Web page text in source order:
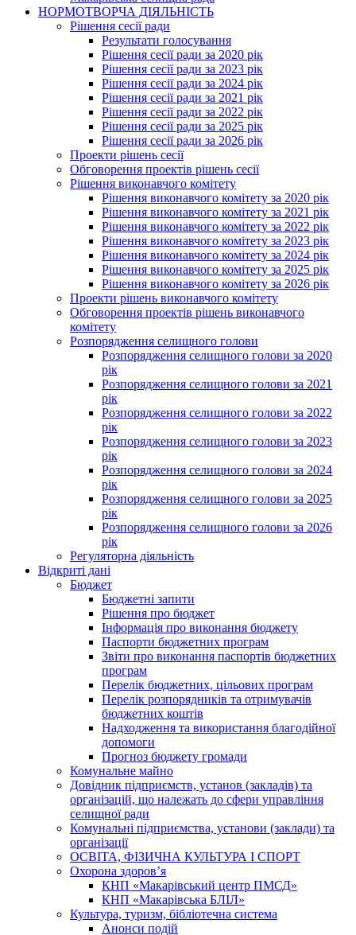
НОРМОТВОРЧА ДІЯЛЬНІСТЬ
Рішення сесії ради
Результати голосування
Рішення сесії ради за 2020 рік
Рішення сесії ради за 2023 рік
Рішення сесії ради за 2024 рік
Рішення сесії ради за 2021 рік
Рішення сесії ради за 2022 рік
Рішення сесії ради за 2025 рік
Рішення сесії ради за 2026 рік
Проекти рішень сесії
Обговорення проектів рішень сесії
Рішення виконавчого комітету
Рішення виконавчого комітету за 2020 рік
Рішення виконавчого комітету за 2021 рік
Рішення виконавчого комітету за 2022 рік
Рішення виконавчого комітету за 2023 рік
Рішення виконавчого комітету за 2024 рік
Рішення виконавчого комітету за 2025 рік
Рішення виконавчого комітету за 2026 рік
Проекти рішень виконавчого комітету
Обговорення проектів рішень виконавчого
комітету
Розпорядження селищного голови
Розпорядження селищного голови за 2020
рік
Розпорядження селищного голови за 2021
рік
Розпорядження селищного голови за 2022
рік
Розпорядження селищного голови за 2023
рік
Розпорядження селищного голови за 2024
рік
Розпорядження селищного голови за 2025
рік
Розпорядження селищного голови за 2026
рік
Регуляторна діяльність
Відкриті дані
Бюджет
Бюджетні запити
Рішення про бюджет
Інформація про виконання бюджету
Паспорти бюджетних програм
Звіти про виконання паспортів бюджетних
програм
Перелік бюджетних, цільових програм
Перелік розпорядників та отримувачів
бюджетних коштів
Надходження та використання благодійної
допомоги
Прогноз бюджету громади
Комунальне майно
Довідник підприємств, установ (закладів) та
організацій, що належать до сфери управління
селищної ради
Комунальні підприємства, установи (заклади) та
організації
ОСВІТА, ФІЗИЧНА КУЛЬТУРА І СПОРТ
Охорона здоров’я
КНП «Макарівський центр ПМСД»
КНП «Макарівська БЛІЛ»
Культура, туризм, бібліотечна система
Анонси подій